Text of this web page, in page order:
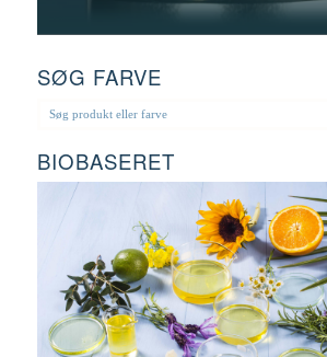
SØG FARVE
BIOBASERET